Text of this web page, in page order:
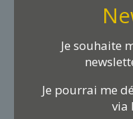
Je souhaite
Je pourrai me
via